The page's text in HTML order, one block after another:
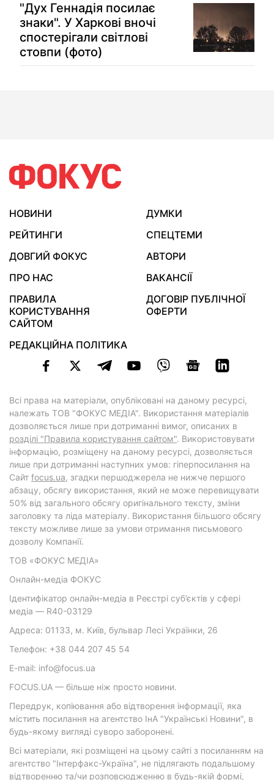
"Дух Геннадія посилає
знаки". У Харкові вночі
спостерігали світлові
стовпи (фото)
НОВИНИ
ДУМКИ
РЕЙТИНГИ
СПЕЦТЕМИ
ДОВГИЙ ФОКУС
АВТОРИ
ПРО НАС
ВАКАНСІЇ
ПРАВИЛА
КОРИСТУВАННЯ
САЙТОМ
ДОГОВІР ПУБЛІЧНОЇ
ОФЕРТИ
РЕДАКЦІЙНА ПОЛІТИКА
Всі права на матеріали, опубліковані на даному ресурсі,
належать ТОВ "ФОКУС МЕДІА". Використання матеріалів
дозволяється лише при дотриманні вимог, описаних в
розділі "Правила користування сайтом". Використовувати
інформацію, розміщену на даному ресурсі, дозволяється
лише при дотриманні наступних умов: гіперпосилання на
Cайт focus.ua, згадки першоджерела не нижче першого
абзацу, обсягу використання, який не може перевищувати
50% від загального обсягу оригінального тексту, зміни
заголовку та ліда матеріалу. Використання більшого обсягу
тексту можливе лише за умови отримання письмового
дозволу Компанії.
ТОВ «ФОКУС МЕДІА»
Онлайн-медіа ФОКУС
Ідентифікатор онлайн-медіа в Реєстрі суб’єктів у сфері
медіа — R40-03129
Адреса: 01133, м. Київ, бульвар Лесі Українки, 26
Телефон: +38 044 207 45 54
E-mail: info@focus.ua
FOCUS.UA — більше ніж просто новини.
Передрук, копіювання або відтворення інформації, яка
містить посилання на агентство ІнА "Українські Новини", в
будь-якому вигляді суворо заборонені.
Всі матеріали, які розміщені на цьому сайті з посиланням на
агентство "Інтерфакс-Україна", не підлягають подальшому
відтворенню та/чи розповсюдженню в будь-якій формі,